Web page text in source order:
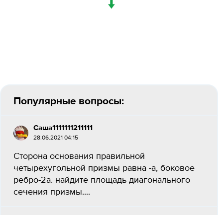
Популярные вопросы:
Саша1111111211111
28.06.2021 04:15
Сторона основания правильной
четырехугольной призмы равна -а, боковое
ребро-2а. найдите площадь диагонального
сечения призмы....